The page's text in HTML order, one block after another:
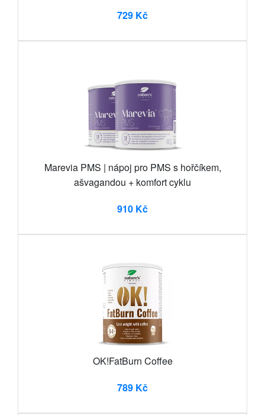
729 Kč
Marevia PMS | nápoj pro PMS s hořčíkem,
ašvagandou + komfort cyklu
910 Kč
OK!FatBurn Coffee
789 Kč